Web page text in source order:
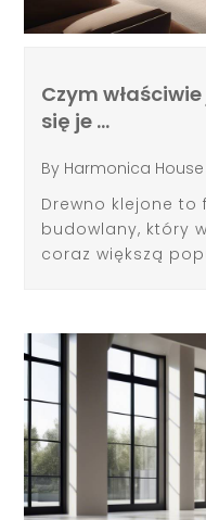
Czym
się je …
By Harmonica House
Drewno klejone to
budowlany, który
coraz większą